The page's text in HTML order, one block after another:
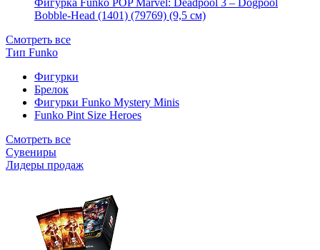
Фигурка Funko POP Marvel: Deadpool 3 – Dogpool
Bobble-Head (1401) (79769) (9,5 см)
Смотреть все
Тип Funko
Фигурки
Брелок
Фигурки Funko Mystery Minis
Funko Pint Size Heroes
Смотреть все
Сувениры
Лидеры продаж